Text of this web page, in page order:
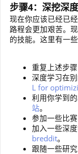
步骤4：深挖深
现在你应该已经已
路程会更加艰苦。
的技能。这里有一
重复上述步
深度学习在
L for
利用你学到
站。
参加一些比赛
加入一些深度
breddit。
跟随一些研究